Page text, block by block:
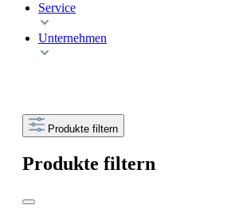
Service
Unternehmen
Produkte filtern
Produkte filtern